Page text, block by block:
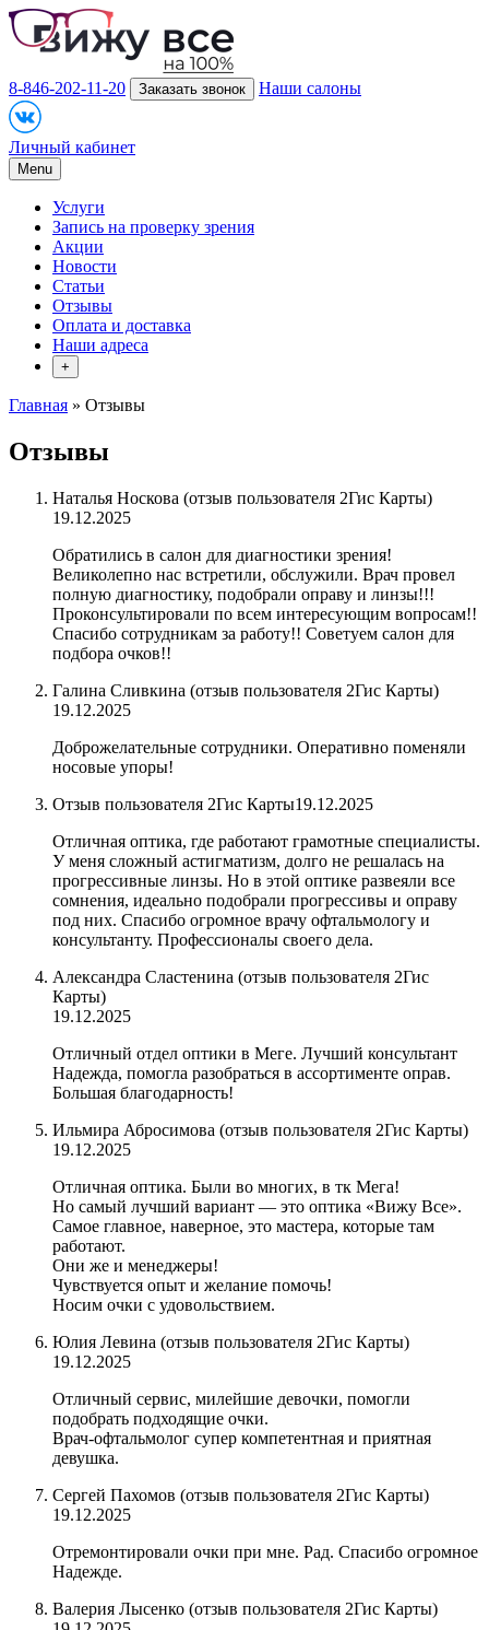
8-846-202-11-20 Заказать звонок Наши салоны
Личный кабинет
Menu
Услуги
Запись на проверку зрения
Акции
Новости
Статьи
Отзывы
Оплата и доставка
Наши адреса
+
Главная » Отзывы
Отзывы
Наталья Носкова (отзыв пользователя 2Гис Карты)
19.12.2025
Обратились в салон для диагностики зрения!
Великолепно нас встретили, обслужили. Врач провел
полную диагностику, подобрали оправу и линзы!!!
Проконсультировали по всем интересующим вопросам!!
Спасибо сотрудникам за работу!! Советуем салон для
подбора очков!!
Галина Сливкина​ (отзыв пользователя 2Гис Карты)
19.12.2025
Доброжелательные сотрудники. Оперативно поменяли
носовые упоры!
Отзыв пользователя 2Гис Карты19.12.2025
Отличная оптика, где работают грамотные специалисты.
У меня сложный астигматизм, долго не решалась на
прогрессивные линзы. Но в этой оптике развеяли все
сомнения, идеально подобрали прогрессивы и оправу
под них. Спасибо огромное врачу офтальмологу и
консультанту. Профессионалы своего дела.
Александра Сластенина​ (отзыв пользователя 2Гис
Карты)
19.12.2025
Отличный отдел оптики в Меге. Лучший консультант
Надежда, помогла разобраться в ассортименте оправ.
Большая благодарность!
Ильмира Абросимова (отзыв пользователя 2Гис Карты)
19.12.2025
Отличная оптика. Были во многих, в тк Мега!
Но самый лучший вариант — это оптика «Вижу Все».
Самое главное, наверное, это мастера, которые там
работают.
Они же и менеджеры!
Чувствуется опыт и желание помочь!
Носим очки с удовольствием.
Юлия Левина (отзыв пользователя 2Гис Карты)
19.12.2025
Отличный сервис, милейшие девочки, помогли
подобрать подходящие очки.
Врач-офтальмолог супер компетентная и приятная
девушка.
Сергей Пахомов (отзыв пользователя 2Гис Карты)
19.12.2025
Отремонтировали очки при мне. Рад. Спасибо огромное
Надежде.
Валерия Лысенко (отзыв пользователя 2Гис Карты)